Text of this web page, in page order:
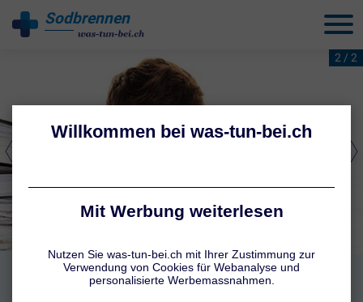
Sodbrennenbehandeln
2 / 2
Sodbrennen durch Stress